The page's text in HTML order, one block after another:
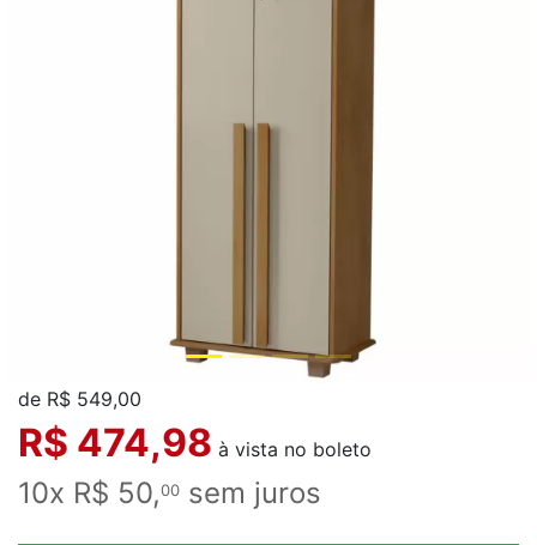
de R$ 549,00
R$ 474,98 à vista no boleto
10x R$ 50,00 sem juros